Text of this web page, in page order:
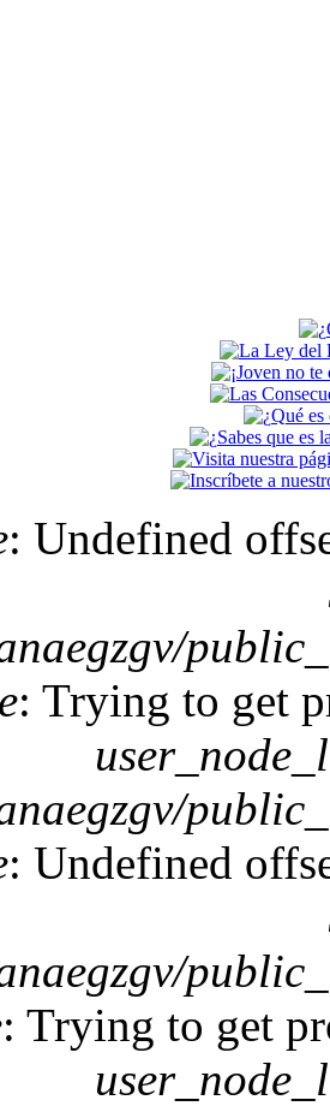
: Undefined
: Trying to get
: Undefined
: Trying to get